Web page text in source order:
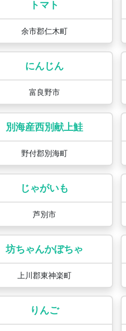
トマト
余市郡仁木町
にんじん
富良野市
別海産西別献上鮭
野付郡別海町
じゃがいも
芦別市
坊ちゃんかぼちゃ
上川郡東神楽町
りんご